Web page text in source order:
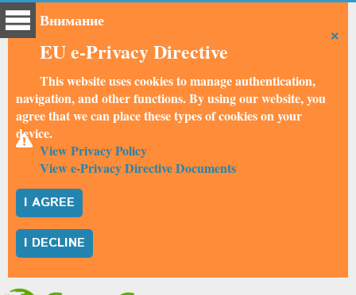
×
Внимание
EU e-Privacy Directive
This website uses cookies to manage authentication,
navigation, and other functions. By using our website, you
agree that we can place these types of cookies on your
device.
View Privacy Policy
View e-Privacy Directive Documents
I AGREE
I DECLINE